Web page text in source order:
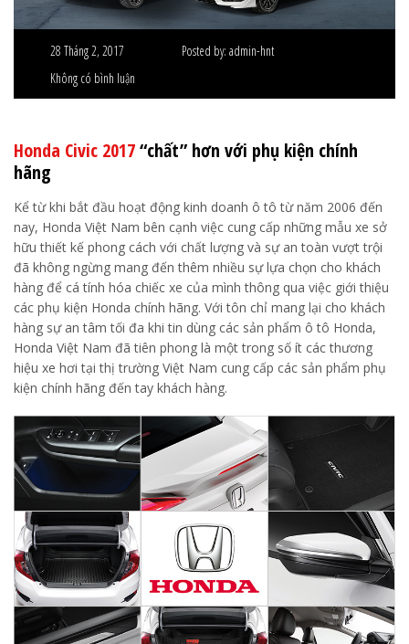
28 Tháng 2, 2017 Posted by: admin-hnt
Không có bình luận
Honda Civic 2017“chất” hơn với phụ kiện chính
hãng
Kể từ khi bắt đầu hoạt động kinh doanh ô tô từ năm 2006 đến
nay, Honda Việt Nam bên cạnh việc cung cấp những mẫu xe sở
hữu thiết kế phong cách với chất lượng và sự an toàn vượt trội
đã không ngừng mang đến thêm nhiều sự lựa chọn cho khách
hàng để cá tính hóa chiếc xe của mình thông qua việc giới thiệu
các phụ kiện Honda chính hãng. Với tôn chỉ mang lại cho khách
hàng sự an tâm tối đa khi tin dùng các sản phẩm ô tô Honda,
Honda Việt Nam đã tiên phong là một trong số ít các thương
hiệu xe hơi tại thị trường Việt Nam cung cấp các sản phẩm phụ
kiện chính hãng đến tay khách hàng.